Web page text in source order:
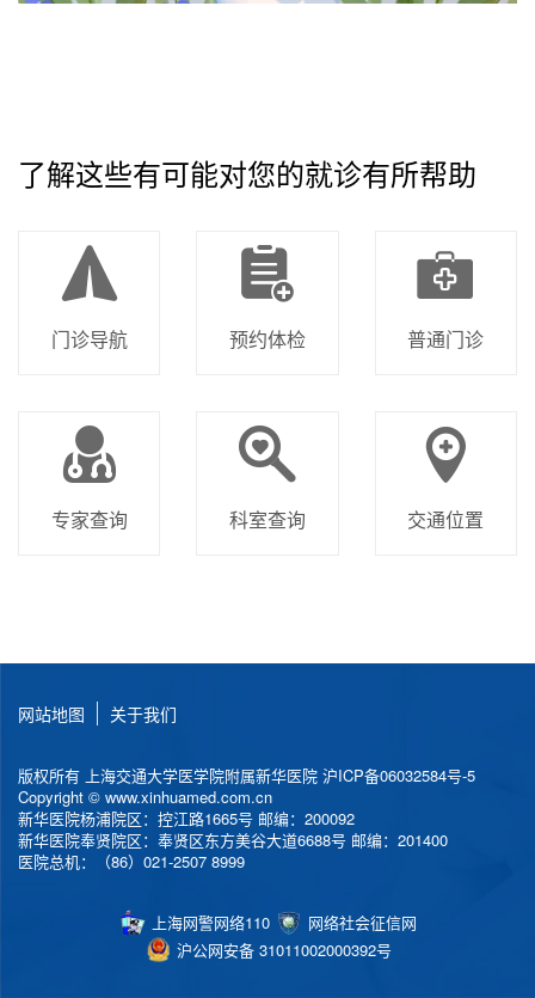
了解这些有可能对您的就诊有所帮助
门诊导航 预约体检 普通门诊
专家查询 科室查询 交通位置
网站地图 关于我们
版权所有 上海交通大学医学院附属新华医院 沪ICP备06032584号-5
Copyright © www.xinhuamed.com.cn
新华医院杨浦院区：控江路1665号 邮编：200092
新华医院奉贤院区：奉贤区东方美谷大道6688号 邮编：201400
医院总机：（86）021-2507 8999
上海网警网络110
网络社会征信网
沪公网安备 31011002000392号